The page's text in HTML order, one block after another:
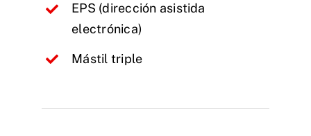
EPS (dirección asistida
electrónica)
Mástil triple